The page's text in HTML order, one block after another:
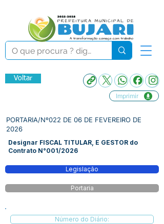
Voltar
Imprimir
PORTARIA/Nº022 DE 06 DE FEVEREIRO DE
2026
Designar FISCAL TITULAR, E GESTOR do
Contrato N°001/2026
Legislação
Portaria
Número do Diário: